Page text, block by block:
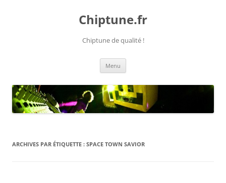
Chiptune.fr
Chiptune de qualité !
Menu
ARCHIVES PAR ÉTIQUETTE : SPACE TOWN SAVIOR